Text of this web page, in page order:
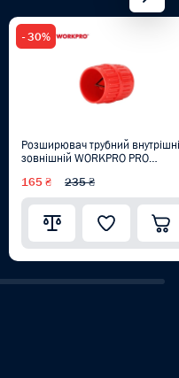
- 30%
Розширювач трубний
зовнішній WORKPRO PRO
165 ₴ 235 ₴